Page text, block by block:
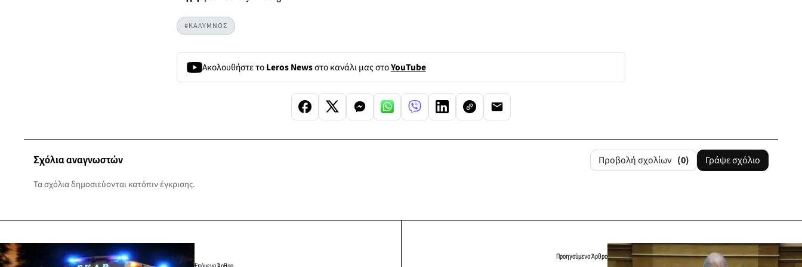
#ΚΑΛΥΜΝΟΣ
Ακολουθήστε τοLeros Newsστο κανάλι μας στοYouTube
Σχόλια αναγνωστών Προβολή σχολίων (0) Γράψε σχόλιο
Τα σχόλια δημοσιεύονται κατόπιν έγκρισης.
Προηγούμενο Άρθρο